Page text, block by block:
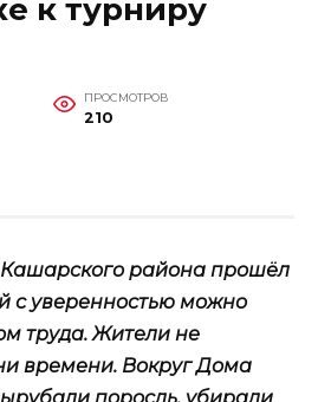
к турниру
ПРОСМОТРОВ
210
района прошёл
с уверенностью можно
труда. Жители не
времени. Вокруг Дома
поросль, убирали